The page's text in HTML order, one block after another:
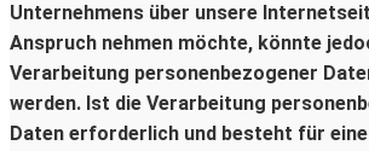
Unternehmens über unsere
Anspruch nehmen möchte, könnte
Verarbeitung personenbezogener
werden. Ist die Verarbeitung
Daten erforderlich und besteht für